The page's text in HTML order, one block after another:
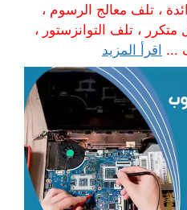
، تلف معالج الرسوم ،
، تلف التوانزستور ،
... اقرأ المزيد